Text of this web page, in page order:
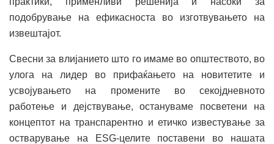
подобрување на ефикасноста во изготвувањето на
извештајот.
Свесни за влијанието што го имаме во општеството, во
улога на лидер во прифаќањето на новитетите и
усвојувањето на промените во секојдневното
работење и дејствување, остануваме посветени на
концептот на транспарентно и етичко известување за
остварување на ESG-целите поставени во нашата